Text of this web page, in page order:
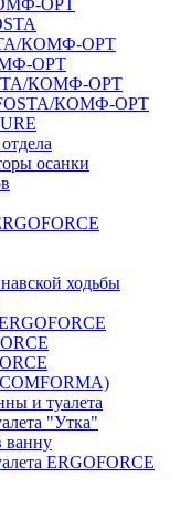
ОРТ
КОМФ-ОРТ
ОРТ
КОМФ-ОРТ
FOSTA/КОМФ-ОРТ
осанки
ходьбы
и туалета
"Утка"
ванну
ERGOFORCE